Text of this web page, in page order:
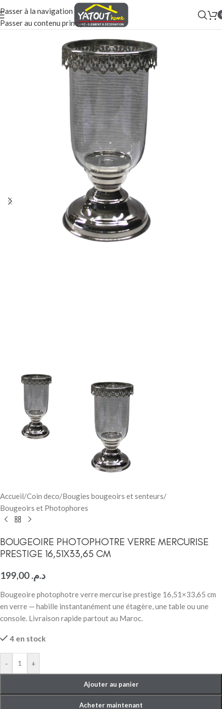
Passer à la navigation
Passer au contenu principal
Accueil/Coin deco/Bougies bougeoirs et senteurs/
Bougeoirs et Photophores
BOUGEOIRE PHOTOPHOTRE VERRE MERCURISE
PRESTIGE 16,51X33,65 CM
د.م.199,00
Bougeoire photophotre verre mercurise prestige 16,51×33,65 cm
en verre — habille instantanément une étagère, une table ou une
console. Livraison rapide partout au Maroc.
4 en stock
- +
Ajouter au panier
Acheter maintenant